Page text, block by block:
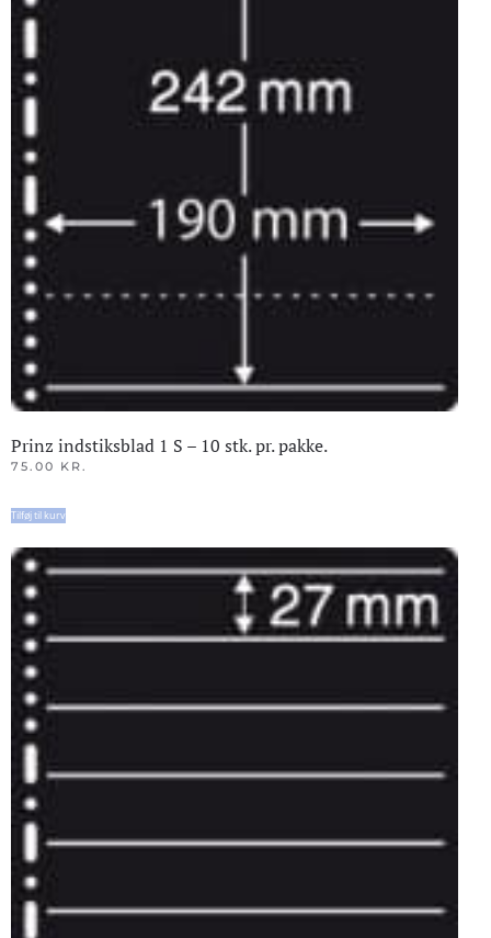
Prinz indstiksblad 1 S – 10 stk. pr. pakke.
75.00 KR.
Tilføj til kurv